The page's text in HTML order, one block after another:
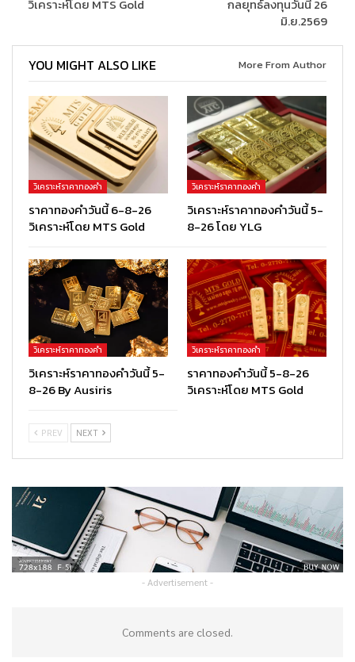
วิเคราะห์โดย MTS Gold
กลยุทธ์ลงทุนวันนี้ 26
มิ.ย.2569
YOU MIGHT ALSO LIKE More From Author
วิเคราะห์ราคาทองคำ
ราคาทองคำวันนี้ 6-8-26
วิเคราะห์โดย MTS Gold
วิเคราะห์ราคาทองคำ
วิเคราะห์ราคาทองคำวันนี้ 5-
8-26 โดย YLG
วิเคราะห์ราคาทองคำ
วิเคราะห์ราคาทองคำวันนี้ 5-
8-26 By Ausiris
วิเคราะห์ราคาทองคำ
ราคาทองคำวันนี้ 5-8-26
วิเคราะห์โดย MTS Gold
PREV NEXT
- Advertisement -
Comments are closed.